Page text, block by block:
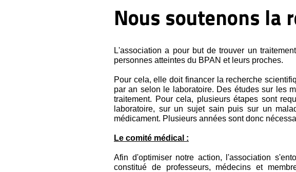
Nous soutenons la
L'association a pour but de trouver un
personnes atteintes du BPAN et leurs proches.
Pour cela, elle doit financer la recherche
par an selon le laboratoire. Des études sur les
traitement. Pour cela, plusieurs étapes sont
laboratoire, sur un sujet sain puis sur un
médicament. Plusieurs années sont donc
Le comité médical :
Afin d'optimiser notre action, l'association
constitué de professeurs, médecins et